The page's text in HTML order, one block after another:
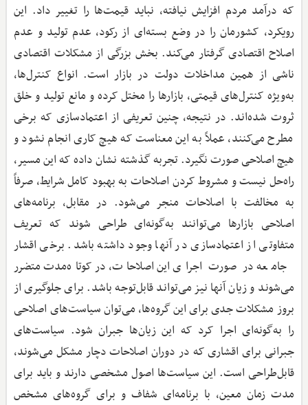
که درآمد مردم افزایش نیافته، نباید قیمت‌ها را تغییر داد. این
رویکرد، کشورمان را در وضع بسته‌ای از رکود، عدم تولید و عدم
اصلاح اقتصادی گرفتار می‌کند. بخش بزرگی از مشکلات اقتصادی
ناشی از همین مداخلات دولت در بازار است. انواع کنترل‌ها،
به‌ویژه کنترل‌های قیمتی، بازارها را مختل کرده و مانع تولید و خلق
ثروت شده‌اند. در نتیجه، چنین تعریفی از اعتمادسازی که برخی
مطرح می‌کنند، عملاً به این معناست که هیچ کاری انجام نشود و
هیچ اصلاحی صورت نگیرد. تجربه گذشته نشان داده که این مسیر،
راه‌حل نیست و مشروط کردن اصلاحات به بهبود کامل شرایط، صرفاً
به مخالفت با اصلاحات منجر می‌شود. در مقابل، برنامه‌های
اصلاحی بازارها می‌توانند به‌گونه‌ای طراحی شوند که تعریف
متفاوتی از اعتمادسازی در آنها وجود داشته باشد. برخی اقشار
جامعه در صورت اجرای این اصلاحات، در کوتاه‌مدت متضرر
می‌شوند و زیان آنها نیز می‌تواند قابل‌توجه باشد. برای جلوگیری از
بروز مشکلات جدی برای این گروه‌ها، می‌توان سیاست‌های اصلاحی
را به‌گونه‌ای اجرا کرد که این زیان‌ها جبران شود. سیاست‌های
جبرانی برای اقشاری که در دوران اصلاحات دچار مشکل می‌شوند،
قابل‌طراحی است. این سیاست‌ها اصول مشخصی دارند و باید برای
مدت زمان معین، با برنامه‌ای شفاف و برای گروه‌های مشخص